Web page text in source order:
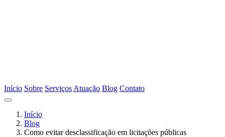
Início Sobre Serviços Atuação Blog Contato
Início
Blog
Como evitar desclassificação em licitações públicas